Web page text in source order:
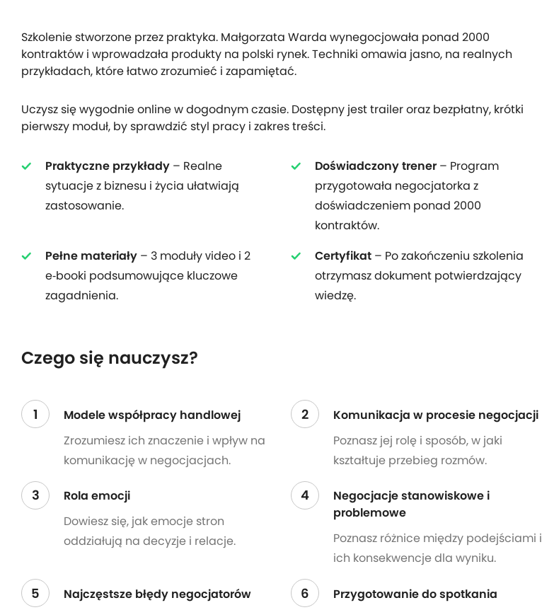
Szkolenie stworzone przez praktyka. Małgorzata Warda wynegocjowała ponad 2000
kontraktów i wprowadzała produkty na polski rynek. Techniki omawia jasno, na realnych
przykładach, które łatwo zrozumieć i zapamiętać.
Uczysz się wygodnie online w dogodnym czasie. Dostępny jest trailer oraz bezpłatny, krótki
pierwszy moduł, by sprawdzić styl pracy i zakres treści.
Praktyczne przykłady – Realne
sytuacje z biznesu i życia ułatwiają
zastosowanie.
Doświadczony trener– Program
przygotowała negocjatorka z
doświadczeniem ponad 2000
kontraktów.
Pełne materiały – 3 moduły video i 2
e‑booki podsumowujące kluczowe
zagadnienia.
Certyfikat– Po zakończeniu szkolenia
otrzymasz dokument potwierdzający
wiedzę.
Czego się nauczysz?
1
Modele współpracy handlowej
Zrozumiesz ich znaczenie i wpływ na
komunikację w negocjacjach.
2
Komunikacja w procesie negocjacji
Poznasz jej rolę i sposób, w jaki
kształtuje przebieg rozmów.
3
Rola emocji
Dowiesz się, jak emocje stron
oddziałują na decyzje i relacje.
4
Negocjacje stanowiskowe i
problemowe
Poznasz różnice między podejściami i
ich konsekwencje dla wyniku.
5
Najczęstsze błędy negocjatorów
6
Przygotowanie do spotkania